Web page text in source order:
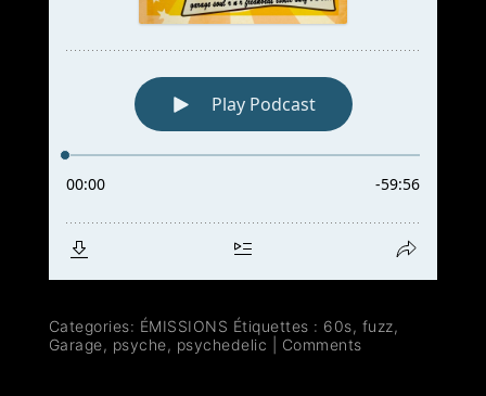
Categories: ÉMISSIONS Étiquettes : 60s, fuzz,
Garage, psyche, psychedelic Comments